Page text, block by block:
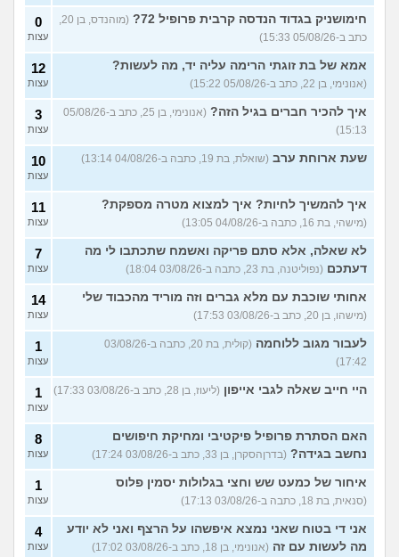
חימושניק בגדוד הנדסה קרבית פרופיל 72?
כתב ב-05/08/26 15:33)
0
עצות
אמא של בת זוגתי הרימה עליה יד, מה לעשות?
(אנונימי, בן 22, כתב ב-05/08/26 15:22)
12
עצות
איך להכיר חברים בגיל הזה?
(אנונימי, בן 25, כתב ב-05/08/26
15:13)
3
עצות
שעת ארוחת ערב (שואלת, בת 19, כתבה ב-04/08/26 13:14) 10
עצות
איך להמשיך לחיות? איך למצוא מטרה מספקת?
(מישהי, בת 16, כתבה ב-04/08/26 13:05)
11
עצות
לא שאלה, אלא סתם פריקה ואשמח שתכתבו לי מה
דעתכם (נפוליטנה, בת 23, כתבה ב-03/08/26 18:04)
7
עצות
אחותי שוכבת עם מלא גברים וזה מוריד מהכבוד שלי
(מישהו, בן 20, כתב ב-03/08/26 17:53)
14
עצות
לעבור מגוב ללוחמה
(קולית, בת 20, כתבה ב-03/08/26
17:42)
1
עצות
היי חייב שאלה לגבי אייפון (ליעוז, בן 28, כתב ב-03/08/26 17:33) 1
עצות
האם הסתרת פרופיל פיקטיבי ומחיקת חיפושים
נחשב בגידה? (בדרןהסקרן, בן 33, כתב ב-03/08/26 17:24)
8
עצות
איחור של כמעט שש וחצי בגלולות יסמין פלוס
(סנאית, בת 18, כתבה ב-03/08/26 17:13)
1
עצות
אני די בטוח שאני נמצא איפשהו על הרצף ואני לא יודע
מה לעשות עם זה (אנונימי, בן 18, כתב ב-03/08/26 17:02)
4
עצות